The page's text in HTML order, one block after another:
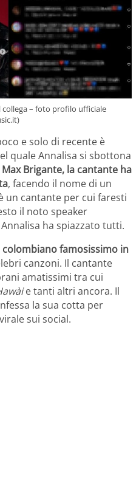
collega – foto profilo ufficiale
e solo di recente è
quale Annalisa si sbottona
Brigante, la cantante ha
, facendo il nome di un
un cantante per cui faresti
il noto speaker
ha spiazzato tutti.
famosissimo in
canzoni. Il cantante
amatissimi tra cui
e tanti altri ancora. Il
la sua cotta per
sui social.